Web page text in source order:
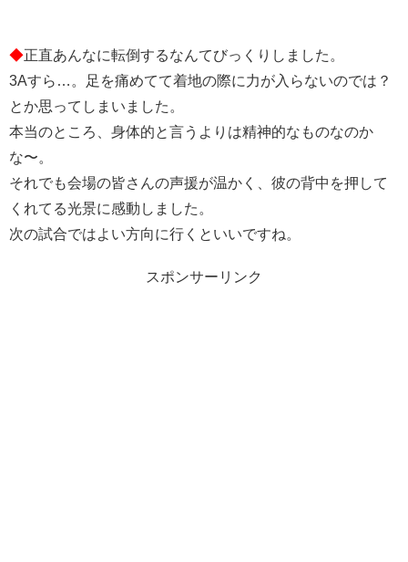
◆正直あんなに転倒するなんてびっくりしました。
3Aすら…。足を痛めてて着地の際に力が入らないのでは？
とか思ってしまいました。
本当のところ、身体的と言うよりは精神的なものなのか
な〜。
それでも会場の皆さんの声援が温かく、彼の背中を押して
くれてる光景に感動しました。
次の試合ではよい方向に行くといいですね。
スポンサーリンク